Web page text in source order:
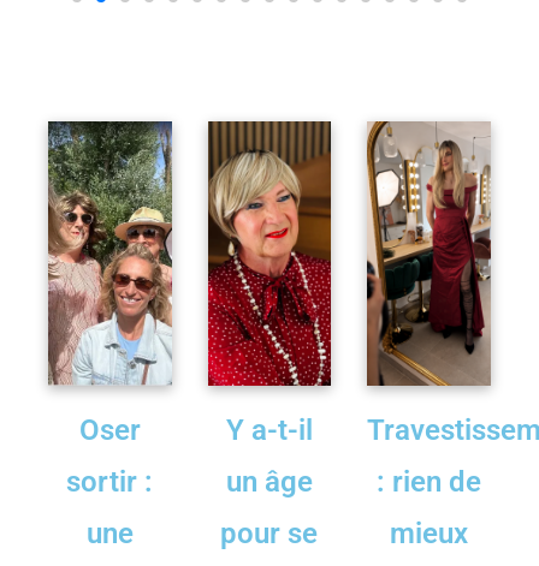
Oser
sortir :
une
Y a-t-il
un âge
pour se
: rien de
mieux